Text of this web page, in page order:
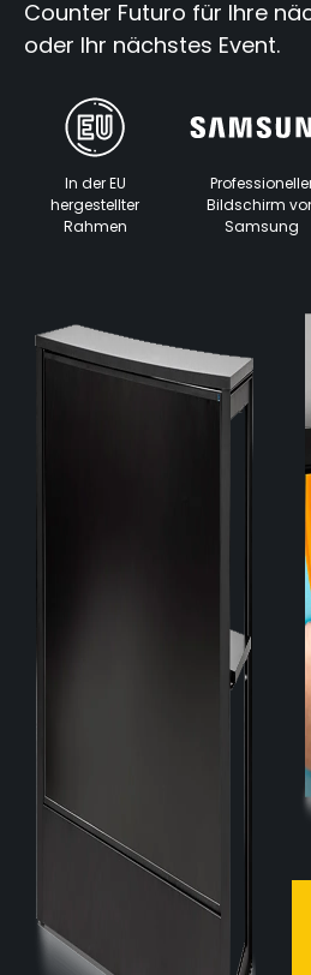
Counter Futuro für Ihre
oder Ihr nächstes Event.
In der EU
hergestellter
Rahmen
Bildschirm
Samsung